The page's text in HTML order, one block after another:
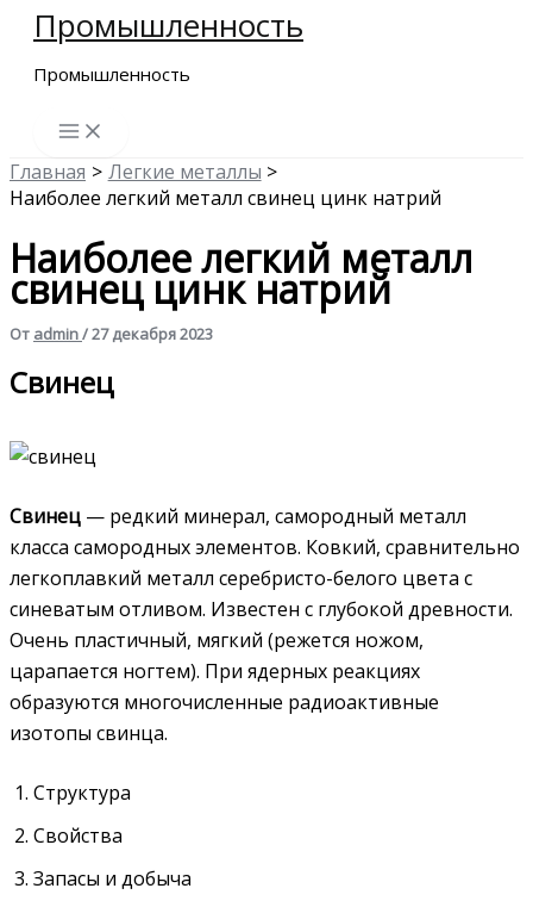
Перейти
содержимому
Промышленность
Промышленность
Главная
Легкие металлы
Наиболее легкий металл свинец цинк натрий
Наиболее легкий металл
свинец цинк натрий
От admin/27 декабря 2023
Свинец
Свинец — редкий минерал, самородный металл
класса самородных элементов. Ковкий, сравнительно
легкоплавкий металл серебристо-белого цвета с
синеватым отливом. Известен с глубокой древности.
Очень пластичный, мягкий (режется ножом,
царапается ногтем). При ядерных реакциях
образуются многочисленные радиоактивные
изотопы свинца.
Структура
Свойства
Запасы и добыча